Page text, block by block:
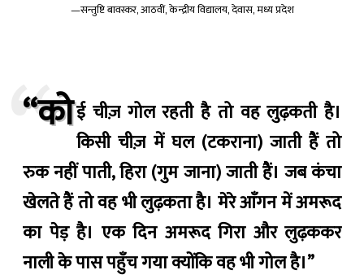
—सन्तुष्टि बावस्कर, आठवीं, केन्द्रीय विद्यालय, देवास, मध्य प्रदेश
“कोई चीज़ गोल रहती है तो वह लुढ़कती है।
किसी चीज़ में घल (टकराना) जाती हैं तो
रुक नहीं पाती, हिरा (गुम जाना) जाती हैं। जब कंचा
खेलते हैं तो वह भी लुढ़कता है। मेरे आँगन में अमरूद
का पेड़ है। एक दिन अमरूद गिरा और लुढ़ककर
नाली के पास पहुँच गया क्योंकि वह भी गोल है।”